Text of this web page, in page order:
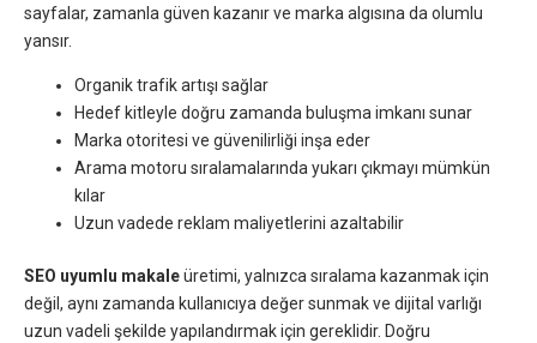
sayfalar, zamanla güven kazanır ve marka algısına da olumlu
yansır.
Organik trafik artışı sağlar
Hedef kitleyle doğru zamanda buluşma imkanı sunar
Marka otoritesi ve güvenilirliği inşa eder
Arama motoru sıralamalarında yukarı çıkmayı mümkün
kılar
Uzun vadede reklam maliyetlerini azaltabilir
SEO uyumlu makaleüretimi, yalnızca sıralama kazanmak için
değil, aynı zamanda kullanıcıya değer sunmak ve dijital varlığı
uzun vadeli şekilde yapılandırmak için gereklidir. Doğru